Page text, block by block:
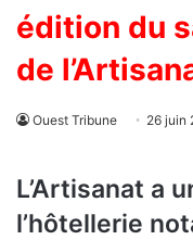
édition du
de
Ouest Tribune 26 juin
L’Artisanat a
l’hôtellerie